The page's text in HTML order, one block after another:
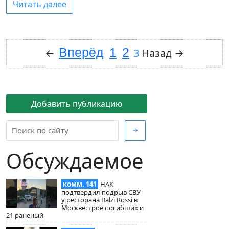
Добавить публикацию
→
Обсуждаемое
комм. 141 НАК
подтвердил подрыв СВУ
у ресторана Balzi Rossi в
Москве: трое погибших и
21 раненый
Читать далее
← Вперёд 1 2 3 Назад →